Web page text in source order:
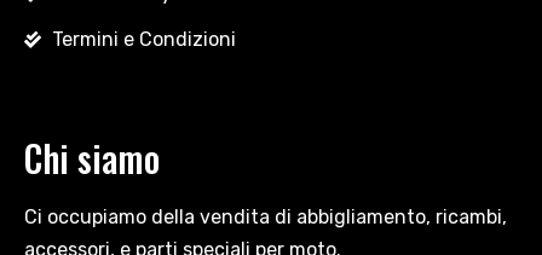
Termini e Condizioni
Chi siamo
Ci occupiamo della vendita di abbigliamento, ricambi,
accessori, e parti speciali per moto.